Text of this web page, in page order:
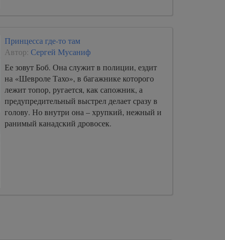
Принцесса где-то там
Автор: Сергей Мусаниф
Ее зовут Боб. Она служит в полиции, ездит
на «Шевроле Тахо», в багажнике которого
лежит топор, ругается, как сапожник, а
предупредительный выстрел делает сразу в
голову. Но внутри она – хрупкий, нежный и
ранимый канадский дровосек.